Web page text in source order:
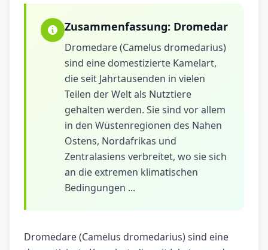
Zusammenfassung: Dromedar
Dromedare (Camelus dromedarius)
sind eine domestizierte Kamelart,
die seit Jahrtausenden in vielen
Teilen der Welt als Nutztiere
gehalten werden. Sie sind vor allem
in den Wüstenregionen des Nahen
Ostens, Nordafrikas und
Zentralasiens verbreitet, wo sie sich
an die extremen klimatischen
Bedingungen ...
Dromedare (Camelus dromedarius) sind eine